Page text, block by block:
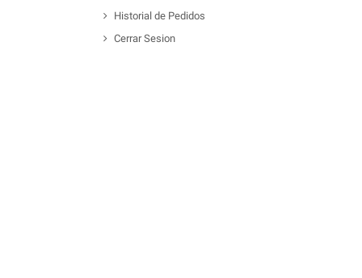
Historial de Pedidos
Cerrar Sesion